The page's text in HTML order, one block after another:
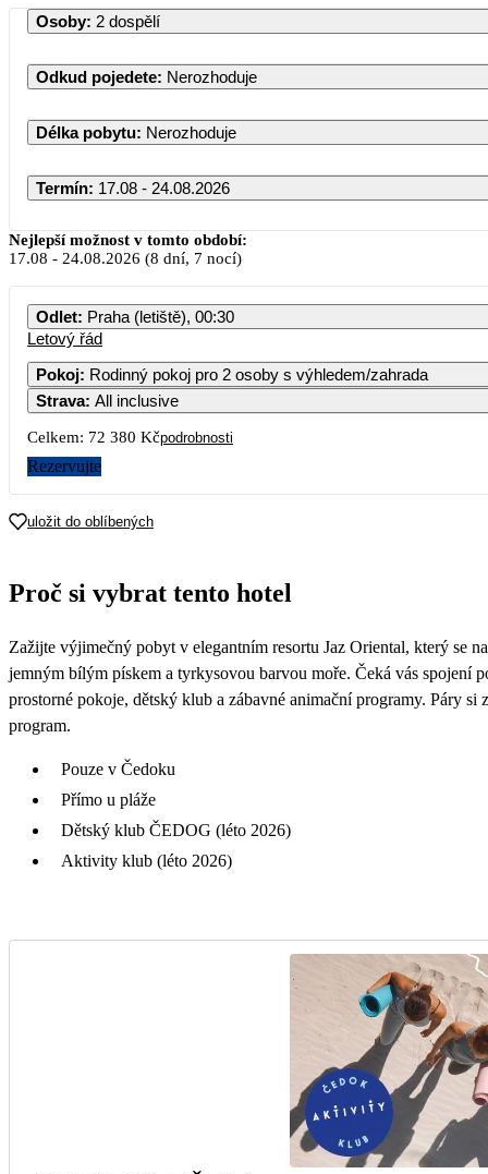
Osoby: 2 dospělí
Odkud pojedete: Nerozhoduje
Délka pobytu: Nerozhoduje
Termín: 17.08 - 24.08.2026
Srpen
PO ÚT ST ČT
34 190
Nejlepší možnost v tomto období:
17.08 - 24.08.2026 (8 dní, 7 nocí)
Odlet: Praha (letiště), 00:30
Letový řád
Pokoj: Rodinný pokoj pro 2 osoby s výhledem/zahrada
Strava: All inclusive
Celkem: 72 380 Kčpodrobnosti
Rezervujte
uložit do oblíbených
Proč si vybrat tento hotel
Zažijte výjimečný pobyt v elegantním resortu Jaz Oriental, který se
jemným bílým pískem a tyrkysovou barvou moře. Čeká vás spojení
prostorné pokoje, dětský klub a zábavné animační programy. Páry si
program.
Pouze v Čedoku
Přímo u pláže
Dětský klub ČEDOG (léto 2026)
Aktivity klub (léto 2026)